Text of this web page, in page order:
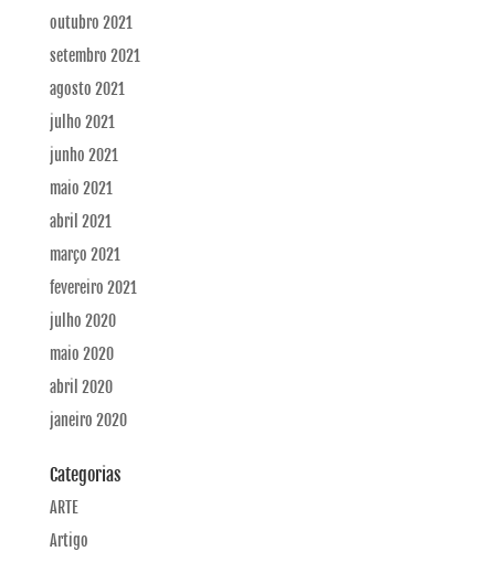
outubro 2021
setembro 2021
agosto 2021
julho 2021
junho 2021
maio 2021
abril 2021
março 2021
fevereiro 2021
julho 2020
maio 2020
abril 2020
janeiro 2020
Categorias
ARTE
Artigo